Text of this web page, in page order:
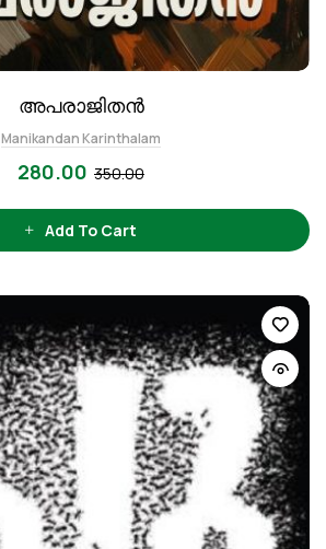
അപരാജിതൻ
Manikandan Karinthalam
350.00
280.00
Add To Cart